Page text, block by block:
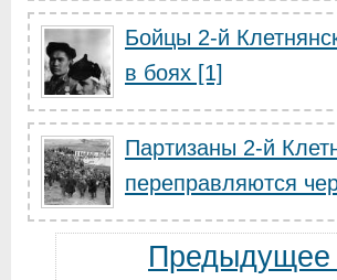
Бойцы 2-й
в боях [1]
Партизаны 2-й
переправляются
Предыдущее